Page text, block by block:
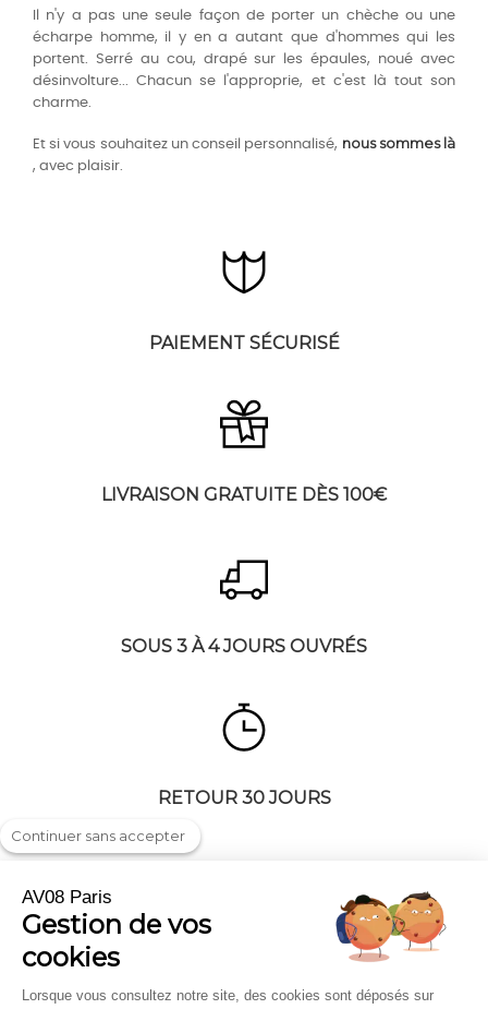
Il n'y a pas une seule façon de porter un chèche ou une
écharpe homme, il y en a autant que d'hommes qui les
portent. Serré au cou, drapé sur les épaules, noué avec
désinvolture... Chacun se l'approprie, et c'est là tout son
charme.
Et si vous souhaitez un conseil personnalisé, nous sommes là
, avec plaisir.
PAIEMENT SÉCURISÉ
LIVRAISON GRATUITE DÈS 100€
SOUS 3 À 4 JOURS OUVRÉS
RETOUR 30 JOURS
Livraison & Retour
FAQ
Mentions légales
On parle de nous
Professionnels et Entreprises
Carte cadeau
Continuer sans accepter
AV08 Paris
Gestion de vos
cookies
Lorsque vous consultez notre site, des cookies sont déposés sur